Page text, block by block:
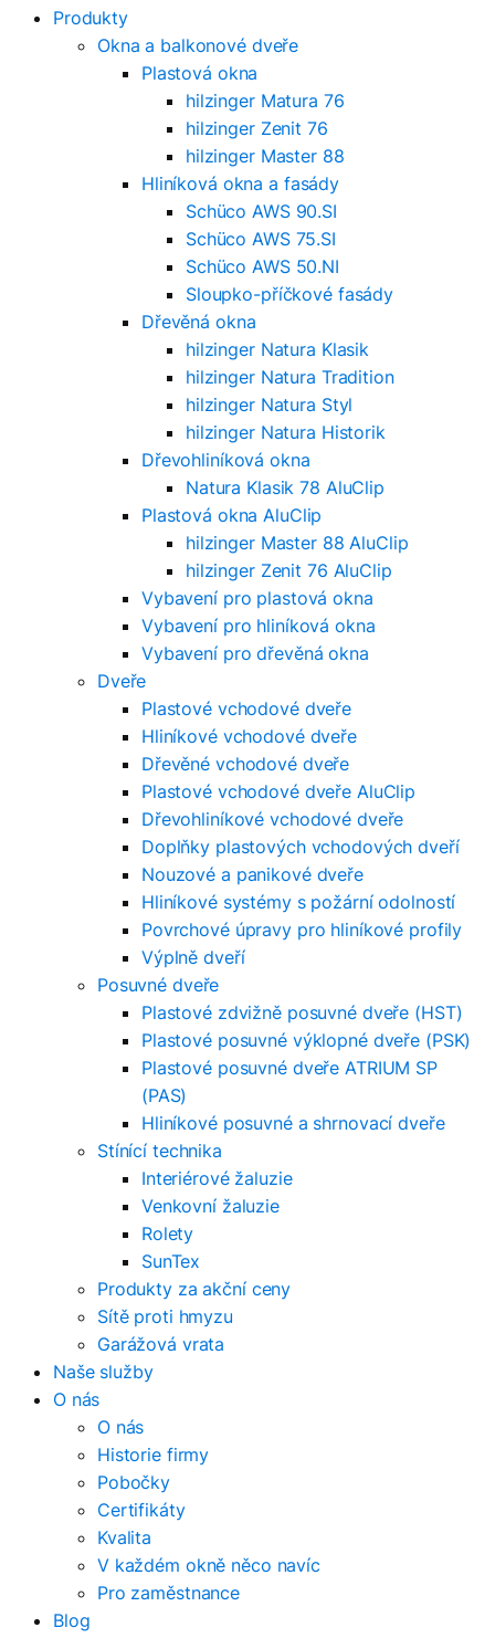
Produkty
Okna a balkonové dveře
Plastová okna
hilzinger Matura 76
hilzinger Zenit 76
hilzinger Master 88
Hliníková okna a fasády
Schüco AWS 90.SI
Schüco AWS 75.SI
Schüco AWS 50.NI
Sloupko-příčkové fasády
Dřevěná okna
hilzinger Natura Klasik
hilzinger Natura Tradition
hilzinger Natura Styl
hilzinger Natura Historik
Dřevohliníková okna
Natura Klasik 78 AluClip
Plastová okna AluClip
hilzinger Master 88 AluClip
hilzinger Zenit 76 AluClip
Vybavení pro plastová okna
Vybavení pro hliníková okna
Vybavení pro dřevěná okna
Dveře
Plastové vchodové dveře
Hliníkové vchodové dveře
Dřevěné vchodové dveře
Plastové vchodové dveře AluClip
Dřevohliníkové vchodové dveře
Doplňky plastových vchodových dveří
Nouzové a panikové dveře
Hliníkové systémy s požární odolností
Povrchové úpravy pro hliníkové profily
Výplně dveří
Posuvné dveře
Plastové zdvižně posuvné dveře (HST)
Plastové posuvné výklopné dveře (PSK)
Plastové posuvné dveře ATRIUM SP
(PAS)
Hliníkové posuvné a shrnovací dveře
Stínící technika
Interiérové žaluzie
Venkovní žaluzie
Rolety
SunTex
Produkty za akční ceny
Sítě proti hmyzu
Garážová vrata
Naše služby
O nás
O nás
Historie firmy
Pobočky
Certifikáty
Kvalita
V každém okně něco navíc
Pro zaměstnance
Blog